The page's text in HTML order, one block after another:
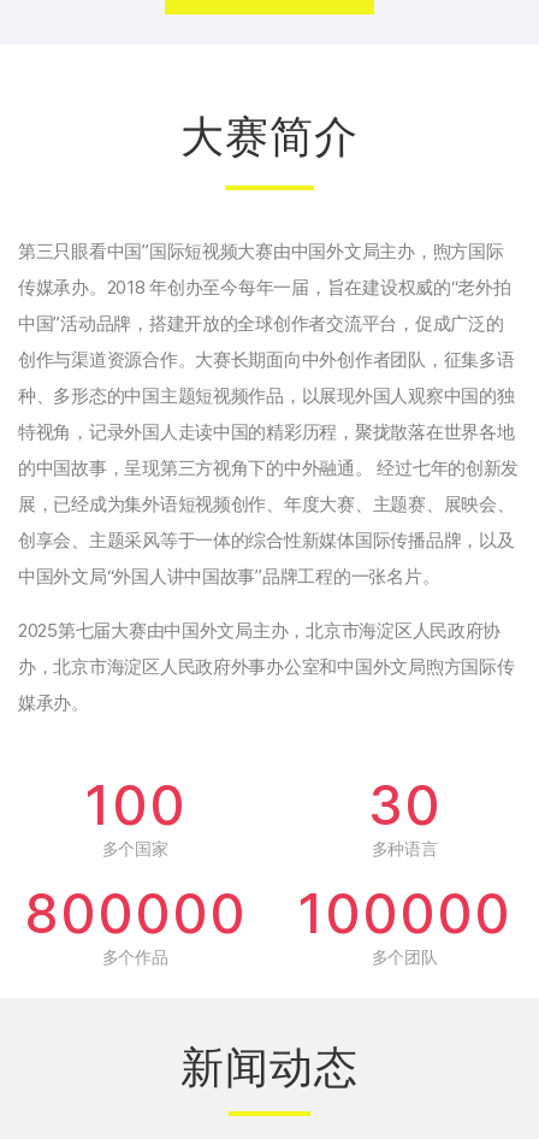
大赛简介
第三只眼看中国”国际短视频大赛由中国外文局主办，煦方国际
传媒承办。2018 年创办至今每年一届，旨在建设权威的“老外拍
中国”活动品牌，搭建开放的全球创作者交流平台，促成广泛的
创作与渠道资源合作。大赛长期面向中外创作者团队，征集多语
种、多形态的中国主题短视频作品，以展现外国人观察中国的独
特视角，记录外国人走读中国的精彩历程，聚拢散落在世界各地
的中国故事，呈现第三方视角下的中外融通。 经过七年的创新发
展，已经成为集外语短视频创作、年度大赛、主题赛、展映会、
创享会、主题采风等于一体的综合性新媒体国际传播品牌，以及
中国外文局“外国人讲中国故事”品牌工程的一张名片。
2025第七届大赛由中国外文局主办，北京市海淀区人民政府协
办，北京市海淀区人民政府外事办公室和中国外文局煦方国际传
媒承办。
100
多个国家
30
多种语言
800000
多个作品
100000
多个团队
新闻动态